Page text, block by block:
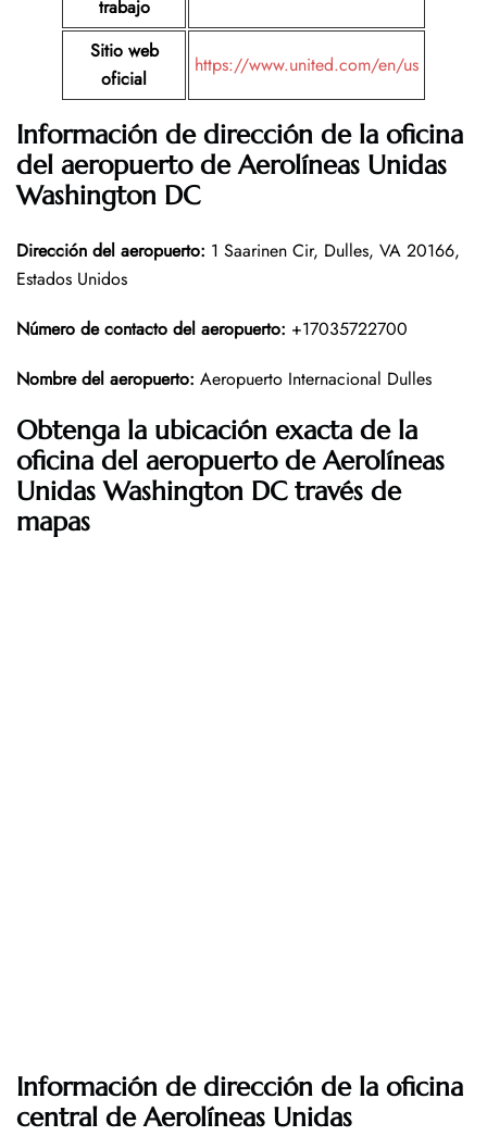
trabajo
Sitio web
oficial
https://www.united.com/en/us
Información de dirección de la oficina
del aeropuerto de Aerolíneas Unidas
Washington DC
Dirección del aeropuerto: 1 Saarinen Cir, Dulles, VA 20166,
Estados Unidos
Número de contacto del aeropuerto: +17035722700
Nombre del aeropuerto: Aeropuerto Internacional Dulles
Obtenga la ubicación exacta de la
oficina del aeropuerto de Aerolíneas
Unidas Washington DC través de
mapas
Información de dirección de la oficina
central de Aerolíneas Unidas